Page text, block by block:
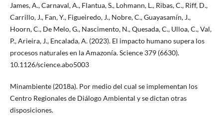
James, A., Carnaval, A., Flantua, S., Lohmann, L., Ribas, C., Riff, D.,
Carrillo, J., Fan, Y., Figueiredo, J., Nobre, C., Guayasamín, J.,
Hoorn, C., De Melo, G., Nascimento, N., Quesada, C., Ulloa, C., Val,
P., Arieira, J., Encalada, A. (2023). El impacto humano supera los
procesos naturales en la Amazonía. Science 379 (6630).
10.1126/science.abo5003
Minambiente (2018a). Por medio del cual se implementan los
Centro Regionales de Diálogo Ambiental y se dictan otras
disposiciones.